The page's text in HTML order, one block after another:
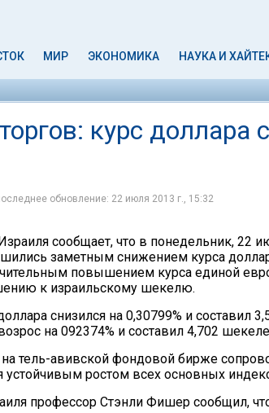
МИР ЭКОНОМИКА НАУКА И
курс доллара
обновление: 22 июля 2013 г., 15:32
сообщает, что в понедельник, 22
заметным снижением курса
повышением курса единой
к израильскому шекелю.
снизился на 0,30799% и составил
на 092374% и составил 4,702
на тель-авивской фондовой бирже
устойчивым ростом всех основных
профессор Стэнли Фишер сообщил,